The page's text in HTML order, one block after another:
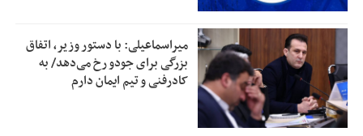
میراسماعیلی: با دستور وزیر، اتفاق
بزرگی برای جودو رخ می‌دهد/ به
کادرفنی و تیم ایمان دارم